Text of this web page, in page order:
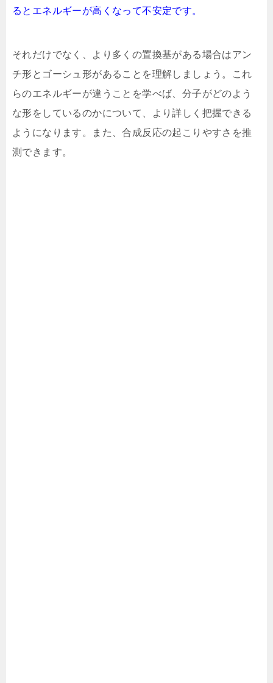
るとエネルギーが高くなって不安定です。
それだけでなく、より多くの置換基がある場合はアン
チ形とゴーシュ形があることを理解しましょう。これ
らのエネルギーが違うことを学べば、分子がどのよう
な形をしているのかについて、より詳しく把握できる
ようになります。また、合成反応の起こりやすさを推
測できます。